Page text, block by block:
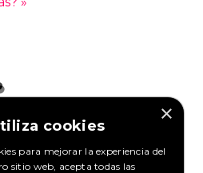
FACEBOOK
×
cookies
para mejorar la experiencia del
sitio web, acepta todas las